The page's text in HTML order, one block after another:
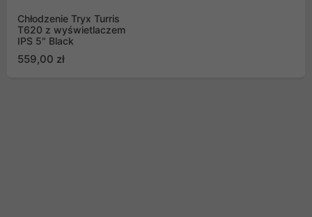
Chłodzenie Tryx Turris
T620 z wyświetlaczem
IPS 5" Black
559,00 zł